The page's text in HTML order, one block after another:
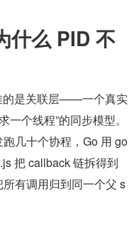
什么 PID 不
的是关联层——一个真实
个线程”的同步模型。
几十个协程，Go 用 go
把 callback 链拆得到
有调用归到同一个父 s